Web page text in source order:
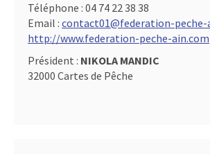
Téléphone : 04 74 22 38 38
Email : contact01@federation-peche-
http://www.federation-peche-ain.com
Président : NIKOLA MANDIC
32000 Cartes de Pêche